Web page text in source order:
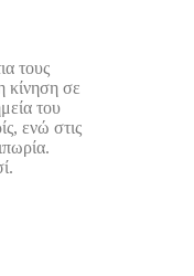
τους
κίνηση σε
του
ενώ στις